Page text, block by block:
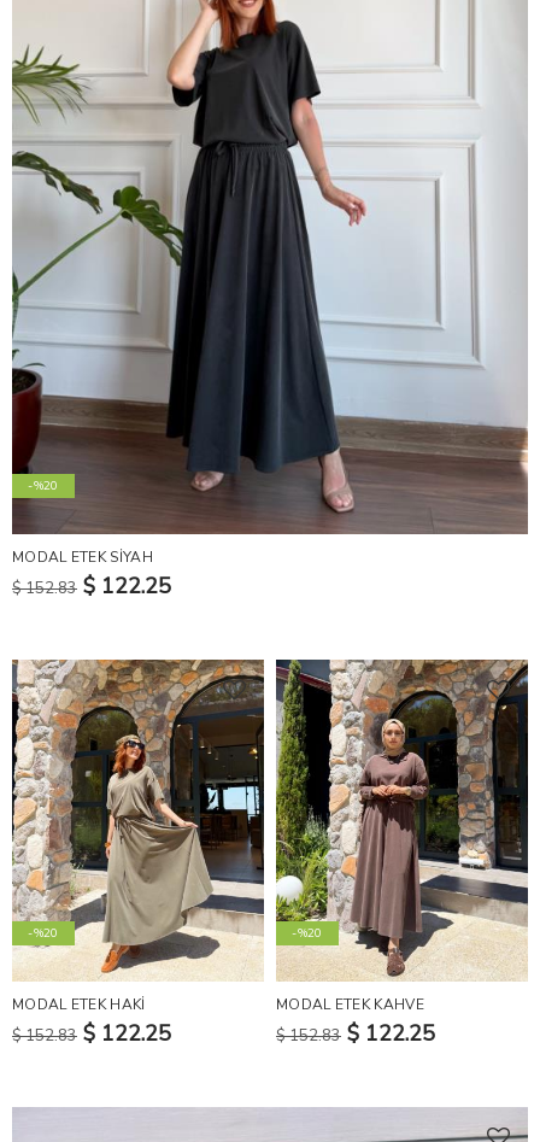
-%20
MODAL ETEK SİYAH
$ 152.83 $ 122.25
-%20
MODAL ETEK HAKİ
$ 152.83 $ 122.25
-%20
MODAL ETEK KAHVE
$ 152.83 $ 122.25